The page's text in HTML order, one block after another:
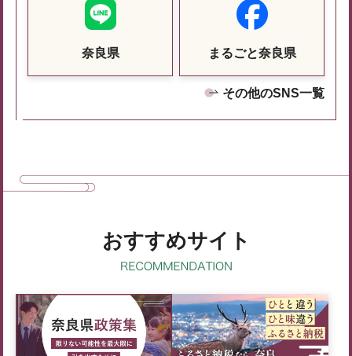
奈良県 まるごと奈良県
その他のSNS一覧
おすすめサイト